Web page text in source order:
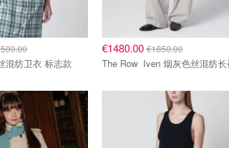
丝混纺卫衣 标志款
€1480.00€1850.00
The Row Iven 烟灰色丝混纺